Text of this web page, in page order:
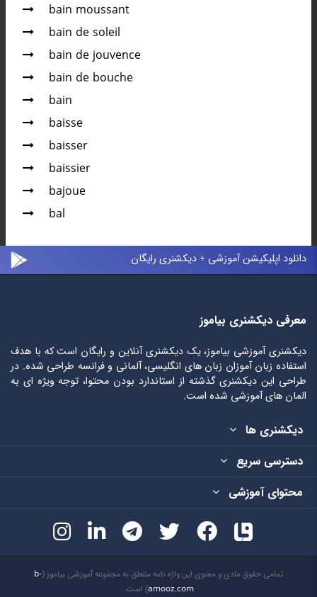
bain moussant
bain de soleil
bain de jouvence
bain de bouche
bain
baisse
baisser
baissier
bajoue
bal
دانلود اپلیکیشن آموزشی + دیکشنری رایگان
معرفی دیکشنری بیاموز
دیکشنری آموزشی بیاموز، یک دیکشنری آنلاین و رایگان است که با هدف
استفاده زبان آموزان زبان های انگلیسی، آلمانی و فرانسه طراحی شده. در
طراحی این دیکشنری گذشته از استاندارد بودن محتوا، توجه ویژه ای به
المان های آموزشی شده است.
دیکشنری ها
دسترسی سریع
محتوای آموزشی
تمامی حقوق مادی و معنوی این واژه نامه متعلق به مجموعه آموزشی بیاموز (b-
amooz.com) است.